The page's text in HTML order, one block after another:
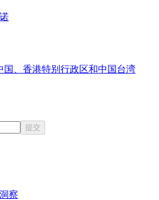
国、香港特别行政区和中国台湾
提交
察